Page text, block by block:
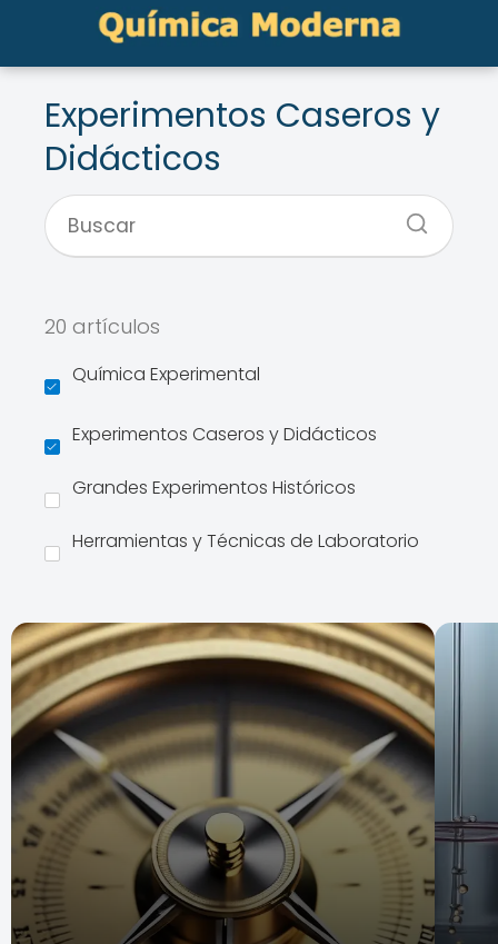
Experimentos Caseros y
Didácticos
20 artículos
Química Experimental
Experimentos Caseros y Didácticos
Grandes Experimentos Históricos
Herramientas y Técnicas de Laboratorio